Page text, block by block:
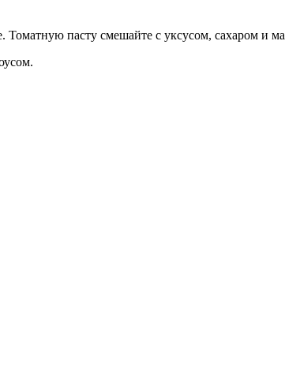
Томатную пасту смешайте с уксусом, сахаром и